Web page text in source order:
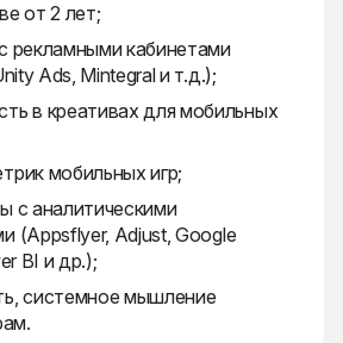
от 2 лет;
рекламными кабинетами
Ads, Mintegral и т.д.);
в креативах для мобильных
мобильных игр;
с аналитическими
(Appsflyer, Adjust, Google
BI и др.);
системное мышление